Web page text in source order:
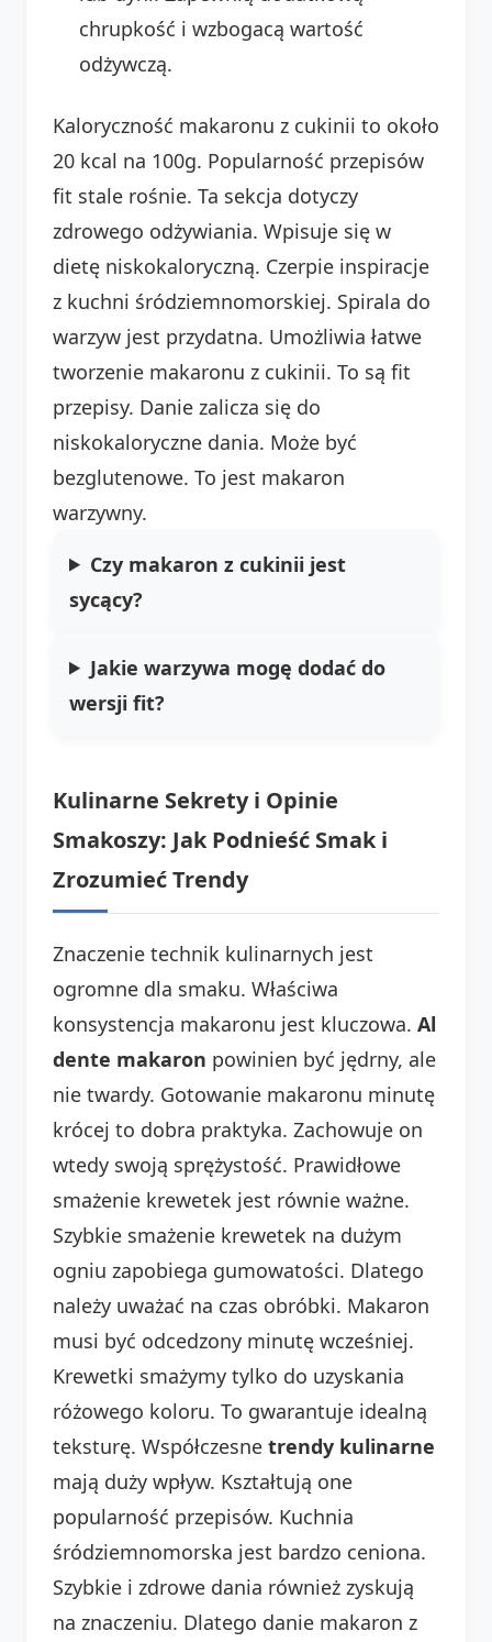
chrupkość i wzbogacą wartość
odżywczą.
Kaloryczność makaronu z cukinii to około
20 kcal na 100g. Popularność przepisów
fit stale rośnie. Ta sekcja dotyczy
zdrowego odżywiania. Wpisuje się w
dietę niskokaloryczną. Czerpie inspiracje
z kuchni śródziemnomorskiej. Spirala do
warzyw jest przydatna. Umożliwia łatwe
tworzenie makaronu z cukinii. To są fit
przepisy. Danie zalicza się do
niskokaloryczne dania. Może być
bezglutenowe. To jest makaron
warzywny.
Czy makaron z cukinii jest
sycący?
Jakie warzywa mogę dodać do
wersji fit?
Kulinarne Sekrety i Opinie
Smakoszy: Jak Podnieść Smak i
Zrozumieć Trendy
Znaczenie technik kulinarnych jest
ogromne dla smaku. Właściwa
konsystencja makaronu jest kluczowa. Al
dente makaron powinien być jędrny, ale
nie twardy. Gotowanie makaronu minutę
krócej to dobra praktyka. Zachowuje on
wtedy swoją sprężystość. Prawidłowe
smażenie krewetek jest równie ważne.
Szybkie smażenie krewetek na dużym
ogniu zapobiega gumowatości. Dlatego
należy uważać na czas obróbki. Makaron
musi być odcedzony minutę wcześniej.
Krewetki smażymy tylko do uzyskania
różowego koloru. To gwarantuje idealną
teksturę. Współczesne trendy kulinarne
mają duży wpływ. Kształtują one
popularność przepisów. Kuchnia
śródziemnomorska jest bardzo ceniona.
Szybkie i zdrowe dania również zyskują
na znaczeniu. Dlatego danie makaron z